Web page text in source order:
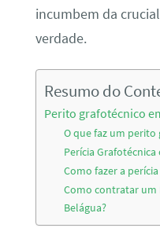
incumbem da
verdade.
Resumo do
Perito grafotécnico
O que faz um perito
Perícia Grafotécnica
Como fazer a
Como contratar um
Belágua?